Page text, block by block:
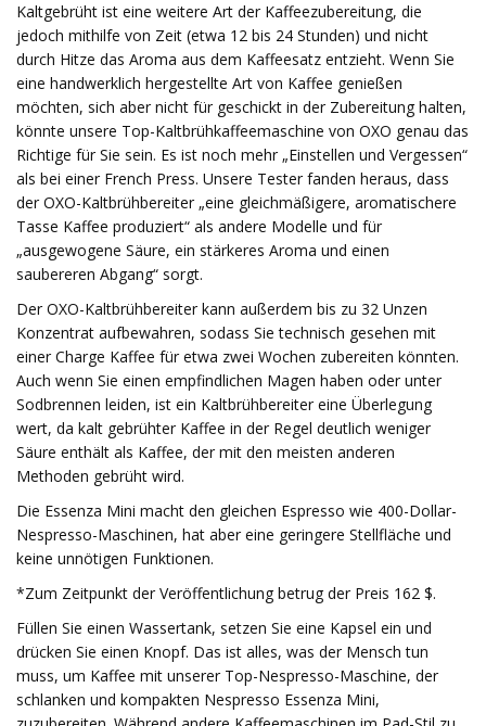
Kaltgebrüht ist eine weitere Art der Kaffeezubereitung, die
jedoch mithilfe von Zeit (etwa 12 bis 24 Stunden) und nicht
durch Hitze das Aroma aus dem Kaffeesatz entzieht. Wenn Sie
eine handwerklich hergestellte Art von Kaffee genießen
möchten, sich aber nicht für geschickt in der Zubereitung halten,
könnte unsere Top-Kaltbrühkaffeemaschine von OXO genau das
Richtige für Sie sein. Es ist noch mehr „Einstellen und Vergessen“
als bei einer French Press. Unsere Tester fanden heraus, dass
der OXO-Kaltbrühbereiter „eine gleichmäßigere, aromatischere
Tasse Kaffee produziert“ als andere Modelle und für
„ausgewogene Säure, ein stärkeres Aroma und einen
saubereren Abgang“ sorgt.
Der OXO-Kaltbrühbereiter kann außerdem bis zu 32 Unzen
Konzentrat aufbewahren, sodass Sie technisch gesehen mit
einer Charge Kaffee für etwa zwei Wochen zubereiten könnten.
Auch wenn Sie einen empfindlichen Magen haben oder unter
Sodbrennen leiden, ist ein Kaltbrühbereiter eine Überlegung
wert, da kalt gebrühter Kaffee in der Regel deutlich weniger
Säure enthält als Kaffee, der mit den meisten anderen
Methoden gebrüht wird.
Die Essenza Mini macht den gleichen Espresso wie 400-Dollar-
Nespresso-Maschinen, hat aber eine geringere Stellfläche und
keine unnötigen Funktionen.
*Zum Zeitpunkt der Veröffentlichung betrug der Preis 162 $.
Füllen Sie einen Wassertank, setzen Sie eine Kapsel ein und
drücken Sie einen Knopf. Das ist alles, was der Mensch tun
muss, um Kaffee mit unserer Top-Nespresso-Maschine, der
schlanken und kompakten Nespresso Essenza Mini,